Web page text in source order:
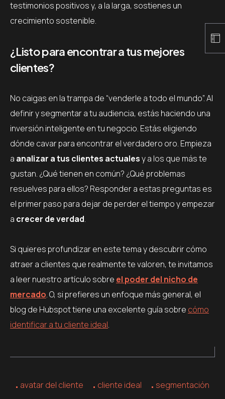
testimonios positivos y, a la larga, sostienes un
crecimiento sostenible.
¿Listo para encontrar a tus mejores
clientes?
No caigas en la trampa de “venderle a todo el mundo”. Al
definir y segmentar a tu audiencia, estás haciendo una
inversión inteligente en tu negocio. Estás eligiendo
dónde cavar para encontrar el verdadero oro. Empieza
a analizar a tus clientes actualesy a los que más te
gustan. ¿Qué tienen en común? ¿Qué problemas
resuelves para ellos? Responder a estas preguntas es
el primer paso para dejar de perder el tiempo y empezar
a crecer de verdad.
Si quieres profundizar en este tema y descubrir cómo
atraer a clientes que realmente te valoren, te invitamos
a leer nuestro artículo sobre el poder del nicho de
mercado. O, si prefieres un enfoque más general, el
blog de Hubspot tiene una excelente guía sobre cómo
identificar a tu cliente ideal.
avatar del cliente cliente ideal segmentación